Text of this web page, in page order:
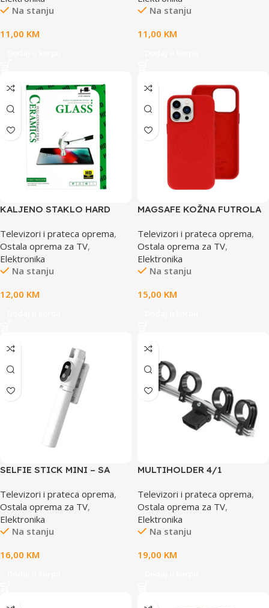
Na stanju
11,00 KM
Na stanju
11,00 KM
KALJENO STAKLO HARD
CALI 2018/2020/2021 BLACK
Televizori i prateca oprema,
Ostala oprema za TV,
Elektronika
Na stanju
12,00 KM
MAGSAFE KOŽNA FUTROLA
Televizori i prateca oprema,
Ostala oprema za TV,
Elektronika
Na stanju
15,00 KM
SELFIE STICK MINI – SA
DALJINSKIM UPRAVLJAČEM
I STATIVOM – P20 BIJELI
Televizori i prateca oprema,
Ostala oprema za TV,
Elektronika
Na stanju
16,00 KM
MULTIHOLDER 4/1
Televizori i prateca oprema,
Ostala oprema za TV,
Elektronika
Na stanju
19,00 KM